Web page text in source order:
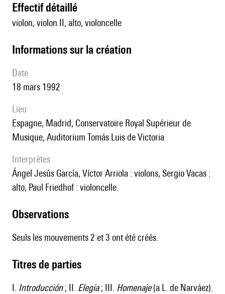
effectif détaillé
violon, violon II, alto, violoncelle
informations sur la création
date
18 mars 1992
lieu
Espagne, Madrid, Conservatoire Royal Supérieur de
Musique, Auditorium Tomás Luis de Victoria
interprètes
Ángel Jesús García, Víctor Arriola : violons, Sergio Vacas :
alto, Paul Friedhof : violoncelle.
observations
Seuls les mouvements 2 et 3 ont été créés.
Titres de parties
I. Introducción; II. Elegía; III. Homenaje(a L. de Narváez).